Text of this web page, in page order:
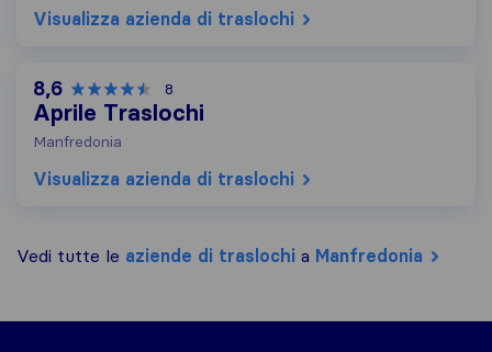
Visualizza azienda di traslochi
8,6 8
Aprile Traslochi
Manfredonia
Visualizza azienda di traslochi
Vedi tutte le aziende di traslochi a Manfredonia